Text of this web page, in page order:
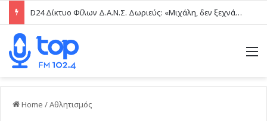
D24 Δίκτυο Φίλων Δ.Α.Ν.Σ. Δωριεύς: «Μιχάλη, δεν ξεχνάμε – Η βία δεν είναι μαγκιά»
Home /Αθλητισμός